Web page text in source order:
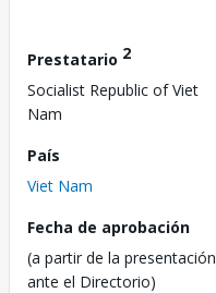
Prestatario 2
Socialist Republic of Viet
Nam
País
Viet Nam
Fecha de aprobación
(a partir de la presentación
ante el Directorio)